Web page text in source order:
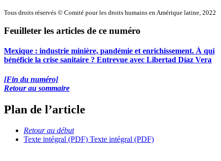
Tous droits réservés © Comité pour les droits humains en Amérique latine, 2022
Feuilleter les articles de ce numéro
Mexique : industrie minière, pandémie et enrichissement. À qui
bénéficie la crise sanitaire ? Entrevue avec Libertad Díaz Vera
[Fin du numéro]
Retour au sommaire
Plan de l’article
Retour au début
Texte intégral (PDF) Texte intégral (PDF)